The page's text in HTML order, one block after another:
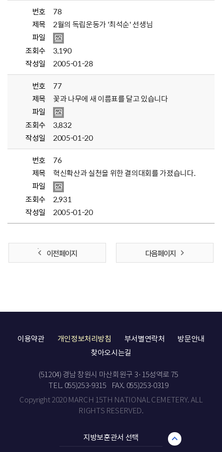
번호
78
제목
2월의 독립운동가 '최석순' 선생님
파일
조회수
3,190
작성일
2005-01-28
번호
77
제목
꽃과 나무에 새 이름표를 달고 있습니다
파일
조회수
3,832
작성일
2005-01-20
번호
76
제목
혁신확산과 실천을 위한 결의대회를 가졌습니다.
파일
조회수
2,931
작성일
2005-01-20
이전 페이지 다음 페이지
이용약관 개인정보처리방침 부서별연락처
방문안내
찾아오시는길
(51204) 경남 창원시 마산회원구 3·15성역로 75
TEL. 055)253-9315
FAX. 055)253-0319
Copyright 2020 MARCH 15TH NATIONAL CEMETERY. ALL
RIGHTS RESERVED.
지방보훈관서 선택